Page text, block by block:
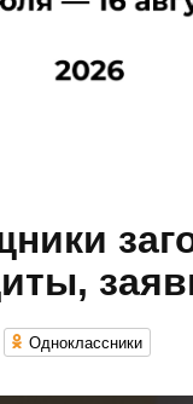
Одноклассники